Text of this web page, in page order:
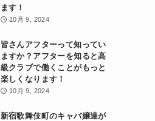
ます！
10月 9, 2024
皆さんアフターって知ってい
ますか？アフターを知ると高
級クラブで働くことがもっと
楽しくなります！
10月 9, 2024
新宿歌舞伎町のキャバ嬢達が